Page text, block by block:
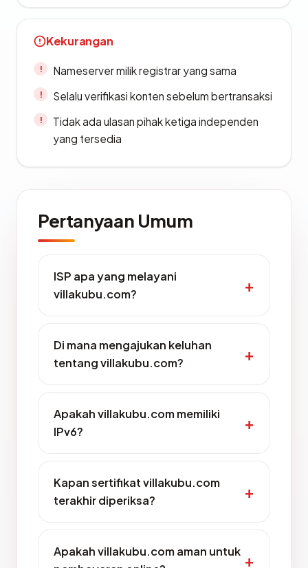
Kekurangan
Nameserver milik registrar yang sama
Selalu verifikasi konten sebelum bertransaksi
Tidak ada ulasan pihak ketiga independen
yang tersedia
Pertanyaan Umum
ISP apa yang melayani
villakubu.com?
Di mana mengajukan keluhan
tentang villakubu.com?
Apakah villakubu.com memiliki
IPv6?
Kapan sertifikat villakubu.com
terakhir diperiksa?
Apakah villakubu.com aman untuk